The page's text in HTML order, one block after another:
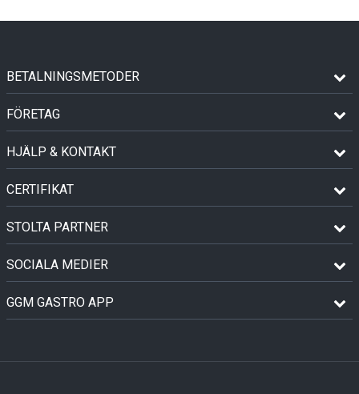
BETALNINGSMETODER
FÖRETAG
HJÄLP & KONTAKT
CERTIFIKAT
STOLTA PARTNER
SOCIALA MEDIER
GGM GASTRO APP